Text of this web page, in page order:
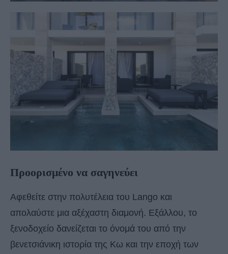
Προορισμένο να σαγηνεύει
Αφεθείτε στην πολυτέλεια του Lango και
απολαύστε μια αξέχαστη διαμονή. Εξάλλου, το
ξενοδοχείο δανείζεται το όνομά του από την
βενετσιάνικη ιστορία της Κω και την εποχή των